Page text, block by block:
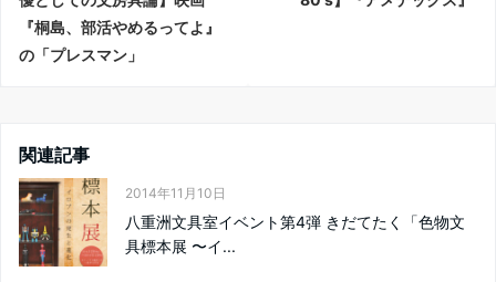
『桐島、部活やめるってよ』
の「プレスマン」
関連記事
2014年11月10日
八重洲文具室イベント第4弾 きだてたく「色物文
具標本展 〜イ...